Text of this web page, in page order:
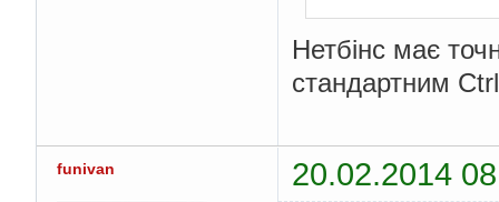
Нетбінс має
стандартним
funivan 20.02.2014